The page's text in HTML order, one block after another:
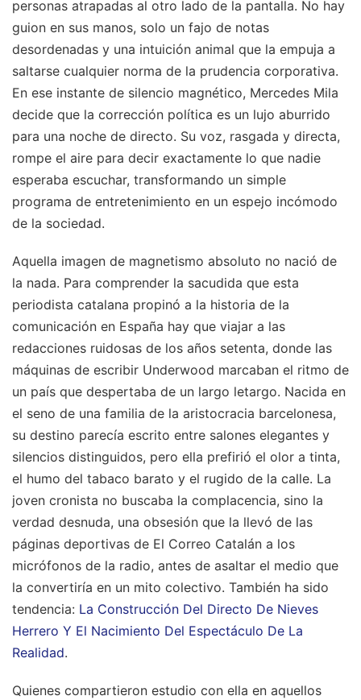
personas atrapadas al otro lado de la pantalla. No hay
guion en sus manos, solo un fajo de notas
desordenadas y una intuición animal que la empuja a
saltarse cualquier norma de la prudencia corporativa.
En ese instante de silencio magnético, Mercedes Mila
decide que la corrección política es un lujo aburrido
para una noche de directo. Su voz, rasgada y directa,
rompe el aire para decir exactamente lo que nadie
esperaba escuchar, transformando un simple
programa de entretenimiento en un espejo incómodo
de la sociedad.
Aquella imagen de magnetismo absoluto no nació de
la nada. Para comprender la sacudida que esta
periodista catalana propinó a la historia de la
comunicación en España hay que viajar a las
redacciones ruidosas de los años setenta, donde las
máquinas de escribir Underwood marcaban el ritmo de
un país que despertaba de un largo letargo. Nacida en
el seno de una familia de la aristocracia barcelonesa,
su destino parecía escrito entre salones elegantes y
silencios distinguidos, pero ella prefirió el olor a tinta,
el humo del tabaco barato y el rugido de la calle. La
joven cronista no buscaba la complacencia, sino la
verdad desnuda, una obsesión que la llevó de las
páginas deportivas de El Correo Catalán a los
micrófonos de la radio, antes de asaltar el medio que
la convertiría en un mito colectivo. También ha sido
tendencia: La Construcción Del Directo De Nieves
Herrero Y El Nacimiento Del Espectáculo De La
Realidad.
Quienes compartieron estudio con ella en aquellos